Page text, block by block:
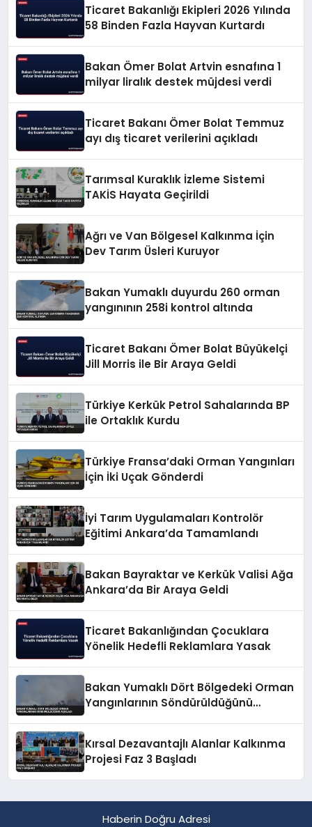
Ticaret Bakanlığı Ekipleri 2026 Yılında
58 Binden Fazla Hayvan Kurtardı
Bakan Ömer Bolat Artvin esnafına 1
milyar liralık destek müjdesi verdi
Ticaret Bakanı Ömer Bolat Temmuz
ayı dış ticaret verilerini açıkladı
Tarımsal Kuraklık İzleme Sistemi
TAKİS Hayata Geçirildi
Ağrı ve Van Bölgesel Kalkınma İçin
Dev Tarım Üsleri Kuruyor
Bakan Yumaklı duyurdu 260 orman
yangınının 258i kontrol altında
Ticaret Bakanı Ömer Bolat Büyükelçi
Jill Morris ile Bir Araya Geldi
Türkiye Kerkük Petrol Sahalarında BP
ile Ortaklık Kurdu
Türkiye Fransa’daki Orman Yangınları
İçin İki Uçak Gönderdi
İyi Tarım Uygulamaları Kontrolör
Eğitimi Ankara’da Tamamlandı
Bakan Bayraktar ve Kerkük Valisi Ağa
Ankara’da Bir Araya Geldi
Ticaret Bakanlığından Çocuklara
Yönelik Hedefli Reklamlara Yasak
Bakan Yumaklı Dört Bölgedeki Orman
Yangınlarının Söndürüldüğünü
Kırsal Dezavantajlı Alanlar Kalkınma
Projesi Faz 3 Başladı
Haberin Doğru Adresi